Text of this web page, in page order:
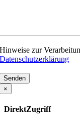
Hinweise zur
Datenschutzerklärung
Bitte
lasse
dieses
Feld
leer.
×
DirektZugriff